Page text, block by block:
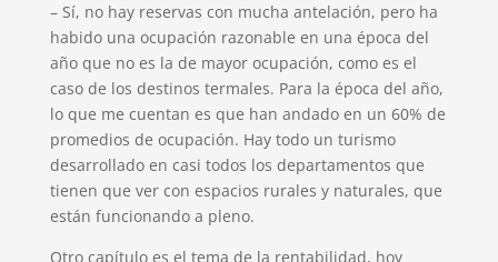
– Sí, no hay reservas con mucha antelación, pero ha
habido una ocupación razonable en una época del
año que no es la de mayor ocupación, como es el
caso de los destinos termales. Para la época del año,
lo que me cuentan es que han andado en un 60% de
promedios de ocupación. Hay todo un turismo
desarrollado en casi todos los departamentos que
tienen que ver con espacios rurales y naturales, que
están funcionando a pleno.
Otro capítulo es el tema de la rentabilidad, hoy